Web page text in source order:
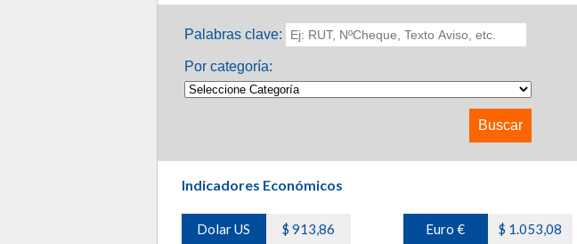
Palabras clave:
Por categoría:
Indicadores Económicos
Dolar US $ 913,86 Euro € $ 1.053,08